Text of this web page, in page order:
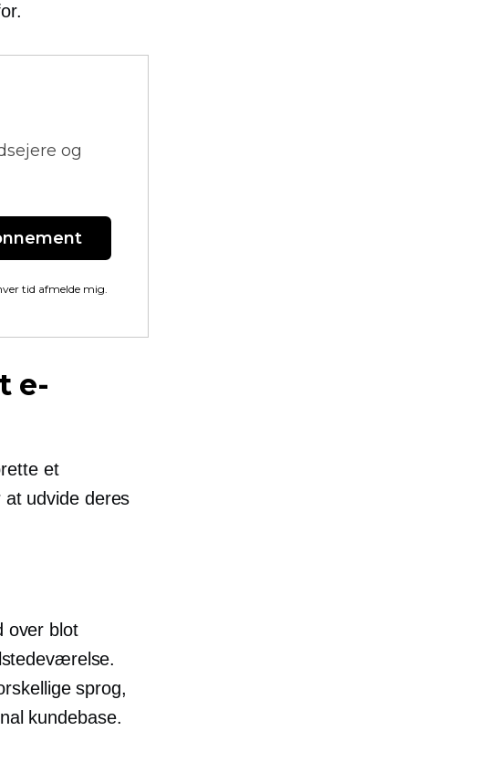
og
tid afmelde mig.
e-
et
udvide deres
over blot
sprog,
kundebase.